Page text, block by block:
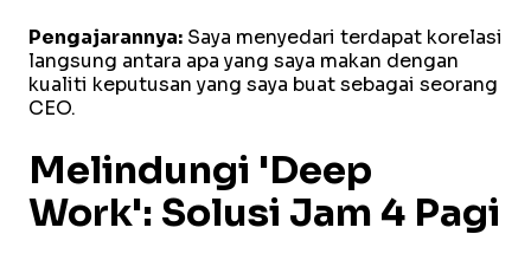
Pengajarannya: Saya menyedari terdapat korelasi
langsung antara apa yang saya makan dengan
kualiti keputusan yang saya buat sebagai seorang
CEO.
Melindungi 'Deep
Work': Solusi Jam 4 Pagi